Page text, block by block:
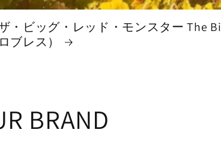
・ビッグ・レッド・モンスター The
ロブレス）
BRAND